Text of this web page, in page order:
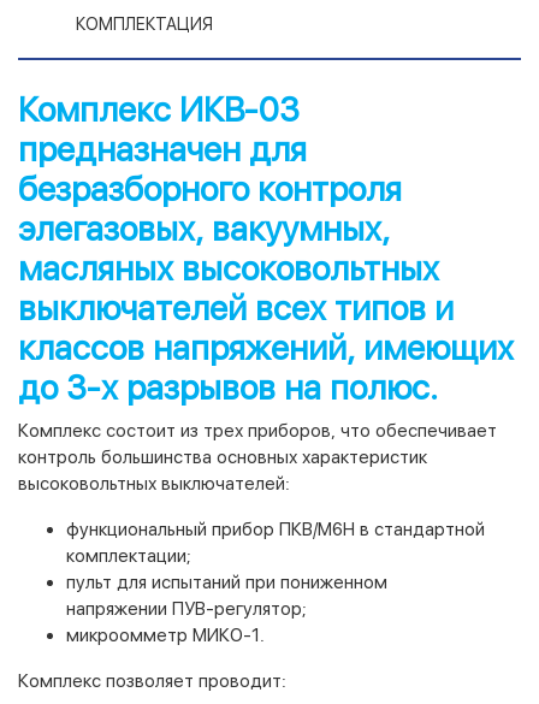
КОМПЛЕКТАЦИЯ
Комплекс ИКВ-03
предназначен для
безразборного контроля
элегазовых, вакуумных,
масляных высоковольтных
выключателей всех типов и
классов напряжений, имеющих
до 3-х разрывов на полюс.
Комплекс состоит из трех приборов, что обеспечивает
контроль большинства основных характеристик
высоковольтных выключателей:
функциональный прибор ПКВ/М6Н в стандартной
комплектации;
пульт для испытаний при пониженном
напряжении ПУВ-регулятор;
микроомметр МИКО-1.
Комплекс позволяет проводит: